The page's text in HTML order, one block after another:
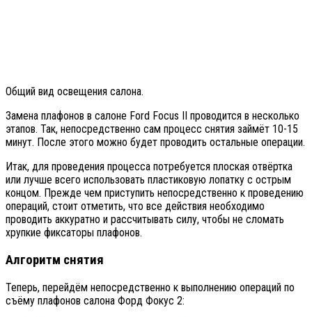
Общий вид освещения салона.
Замена плафонов в салоне Ford Focus II проводится в несколько
этапов. Так, непосредственно сам процесс снятия займёт 10-15
минут. После этого можно будет проводить остальные операции.
Итак, для проведения процесса потребуется плоская отвёртка
или лучше всего использовать пластиковую лопатку с острым
концом. Прежде чем приступить непосредственно к проведению
операций, стоит отметить, что все действия необходимо
проводить аккуратно и рассчитывать силу, чтобы не сломать
хрупкие фиксаторы плафонов.
Алгоритм снятия
Теперь, перейдём непосредственно к выполнению операций по
съёму плафонов салона Форд Фокус 2: